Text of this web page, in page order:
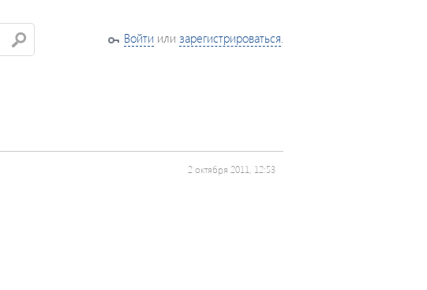
Войти или зарегистрироваться.
2 октября 2011, 12:53